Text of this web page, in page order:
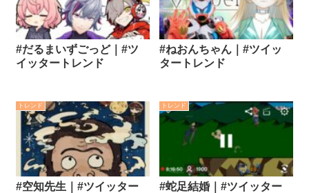
#だるまいずごっど｜#ツ
イッタートレンド
#ねおんちゃん｜#ツイッ
タートレンド
トレンド
#空知先生｜#ツイッター
トレンド
#蛇足結婚｜#ツイッター